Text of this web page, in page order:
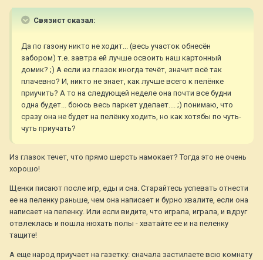
Связист сказал:
Да по газону никто не ходит... (весь участок обнесён
забором) т.е. завтра ей лучше освоить наш картонный
домик? ;) А если из глазок иногда течёт, значит всё так
плачевно? И, никто не знает, как лучше всего к пелёнке
приучить? А то на следующей неделе она почти все будни
одна будет... боюсь весь паркет уделает.... ;) понимаю, что
сразу она не будет на пелёнку ходить, но как хотябы по чуть-
чуть приучать?
Из глазок течет, что прямо шерсть намокает? Тогда это не очень
хорошо!
Щенки писают после игр, еды и сна. Старайтесь успевать отнести
ее на пеленку раньше, чем она написает и бурно хвалите, если она
написает на пеленку. Или если видите, что играла, играла, и вдруг
отвлеклась и пошла нюхать полы - хватайте ее и на пеленку
тащите!
А еще народ приучает на газетку: сначала застилаете всю комнату